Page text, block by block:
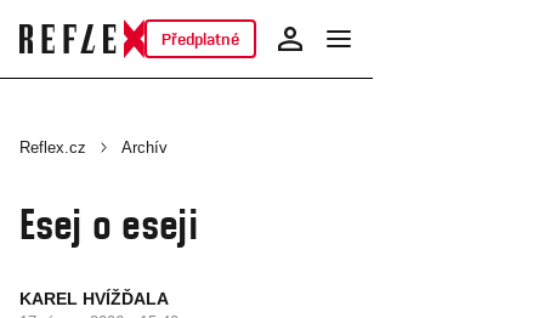
Předplatné
Reflex.cz Archív
Esej o eseji
KAREL HVÍŽĎALA